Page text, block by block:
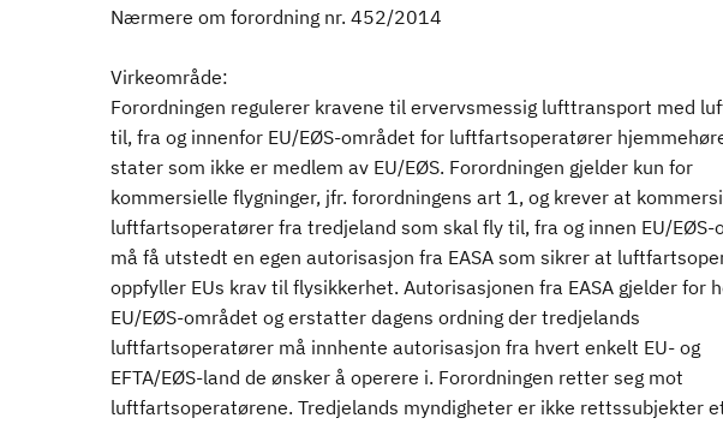
Nærmere om forordning nr. 452/2014
Virkeområde:
Forordningen regulerer kravene til ervervsmessig lufttransport med
til, fra og innenfor EU/EØS-området for luftfartsoperatører
stater som ikke er medlem av EU/EØS. Forordningen gjelder kun for
kommersielle flygninger, jfr. forordningens art 1, og krever at
luftfartsoperatører fra tredjeland som skal fly til, fra og innen EU/EØS-
må få utstedt en egen autorisasjon fra EASA som sikrer at
oppfyller EUs krav til flysikkerhet. Autorisasjonen fra EASA gjelder for
EU/EØS-området og erstatter dagens ordning der tredjelands
luftfartsoperatører må innhente autorisasjon fra hvert enkelt EU- og
EFTA/EØS-land de ønsker å operere i. Forordningen retter seg mot
luftfartsoperatørene. Tredjelands myndigheter er ikke rettssubjekter